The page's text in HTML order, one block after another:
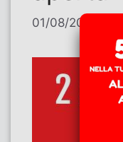
01/08/2026